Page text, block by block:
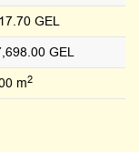
GEL
GEL
m2